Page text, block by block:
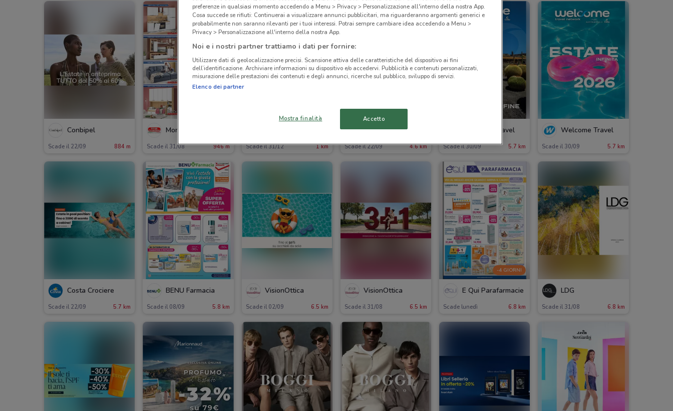
Conbipel
Scade il 22/09 884 m Scade il 31/08 946 m Scade il 31/12 1 km
Valleverde
Scade il 22/09 4.6 km
Welcome Travel
Scade il 30/09 5.7 km
Welcome Travel
Scade il 30/09 5.7 km
Costa Crociere
Scade il 22/09 5.7 km
BENU Farmacia
Scade il 08/09 5.8 km
VisionOttica
Scade il 02/09 6.5 km
VisionOttica
Scade il 31/08 6.5 km
-4 GIORNI
É Qui Parafarmacie
Scade lunedì 6.8 km
LDG
Scade il 31/08 6.8 km
preferenze in qualsiasi momento accedendo a Menu > Privacy > Personalizzazione all'interno della nostra App.
Cosa succede se rifiuti: Continuerai a visualizzare annunci pubblicitari, ma riguarderanno argomenti generici e
probabilmente non saranno rilevanti per i tuoi interessi. Potrai sempre cambiare idea accedendo a Menu >
Privacy > Personalizzazione all'interno della nostra App.
Noi e i nostri partner trattiamo i dati per fornire:
Utilizzare dati di geolocalizzazione precisi. Scansione attiva delle caratteristiche del dispositivo ai fini
dell’identificazione. Archiviare informazioni su dispositivo e/o accedervi. Pubblicità e contenuti personalizzati,
misurazione delle prestazioni dei contenuti e degli annunci, ricerche sul pubblico, sviluppo di servizi.
Elenco dei partner
Mostra finalità Accetto